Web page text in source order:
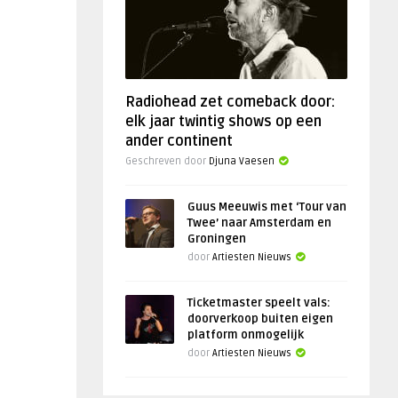
Radiohead zet comeback door:
elk jaar twintig shows op een
ander continent
Geschreven door Djuna Vaesen
Guus Meeuwis met ‘Tour van
Twee’ naar Amsterdam en
Groningen
door Artiesten Nieuws
Ticketmaster speelt vals:
doorverkoop buiten eigen
platform onmogelijk
door Artiesten Nieuws